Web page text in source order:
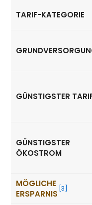
Strompreise in
TARIF-KATEGORIE
GÜNSTIGSTER
GÜNSTIGSTER
ÖKOSTROM
MÖGLICHE
ERSPARNIS
[3]